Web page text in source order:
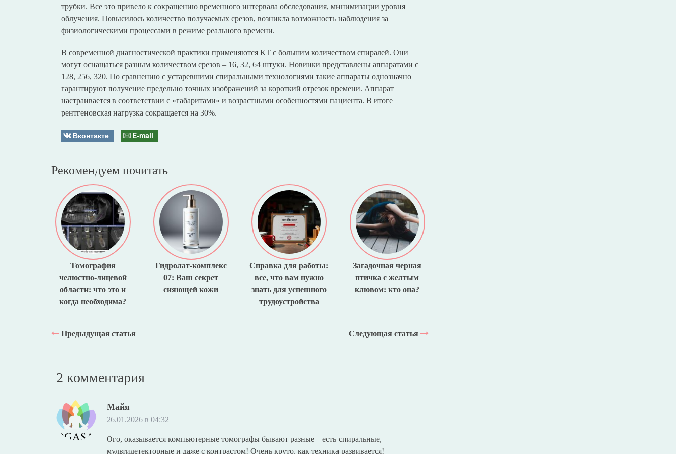
трубки. Все это привело к сокращению временного интервала обследования, минимизации уровня
облучения. Повысилось количество получаемых срезов, возникла возможность наблюдения за
физиологическими процессами в режиме реального времени.
В современной диагностической практики применяются КТ с большим количеством спиралей. Они
могут оснащаться разным количеством срезов – 16, 32, 64 штуки. Новинки представлены аппаратами с
128, 256, 320. По сравнению с устаревшими спиральными технологиями такие аппараты однозначно
гарантируют получение предельно точных изображений за короткий отрезок времени. Аппарат
настраивается в соответствии с «габаритами» и возрастными особенностями пациента. В итоге
рентгеновская нагрузка сокращается на 30%.
Вконтакте E-mail
Рекомендуем почитать
Томография
челюстно-лицевой
области: что это и
когда необходима?
Гидролат-комплекс
07: Ваш секрет
сияющей кожи
Справка для работы:
все, что вам нужно
знать для успешного
трудоустройства
Загадочная черная
птичка с желтым
клювом: кто она?
Предыдущая статья Следующая статья
2 комментария
Майя
26.01.2026 в 04:32
Ого, оказывается компьютерные томографы бывают разные – есть спиральные,
мультидетекторные и даже с контрастом! Очень круто, как техника развивается!